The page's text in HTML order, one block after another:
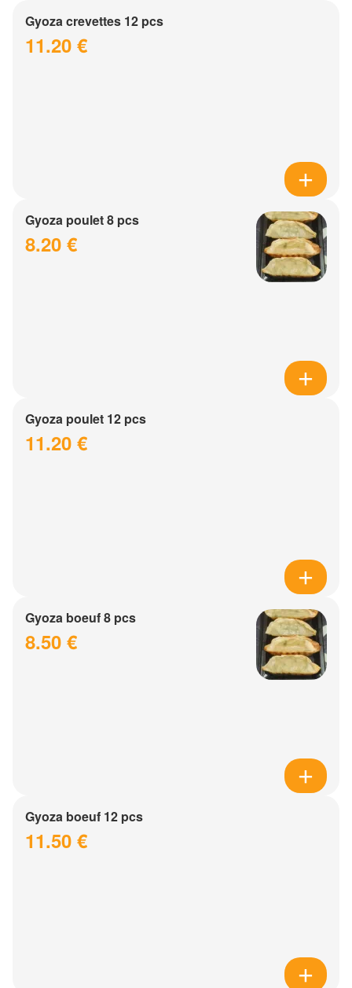
Gyoza crevettes 12 pcs
11.20 €
Gyoza poulet 8 pcs
8.20 €
Gyoza poulet 12 pcs
11.20 €
Gyoza boeuf 8 pcs
8.50 €
Gyoza boeuf 12 pcs
11.50 €